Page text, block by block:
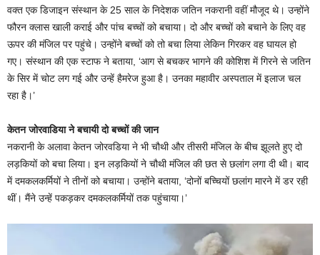
वक्त एक डिजाइन संस्थान के 25 साल के निदेशक जतिन नकरानी वहीं मौजूद थे। उन्होंने
फौरन क्लास खाली कराई और पांच बच्चों को बचाया। दो और बच्चों को बचाने के लिए वह
ऊपर की मंजिल पर पहुंचे। उन्होंने बच्चों को तो बचा लिया लेकिन गिरकर वह घायल हो
गए। संस्थान की एक स्टाफ ने बताया, ‘आग से बचकर भागने की कोशिश में गिरने से जतिन
के सिर में चोट लग गई और उन्हें हैमरेज हुआ है। उनका महावीर अस्पताल में इलाज चल
रहा है।’
केतन जोरवाडिया ने बचायी दो बच्चों की जान
नकरानी के अलावा केतन जोरवडिया ने भी चौथी और तीसरी मंजिल के बीच झूलते हुए दो
लड़कियों को बचा लिया। इन लड़कियों ने चौथी मंजिल की छत से छलांग लगा दी थी। बाद
में दमकलकर्मियों ने तीनों को बचाया। उन्होंने बताया, ‘दोनों बच्चियों छलांग मारने में डर रही
थीं। मैंने उन्हें पकड़कर दमकलकर्मियों तक पहुंचाया।’